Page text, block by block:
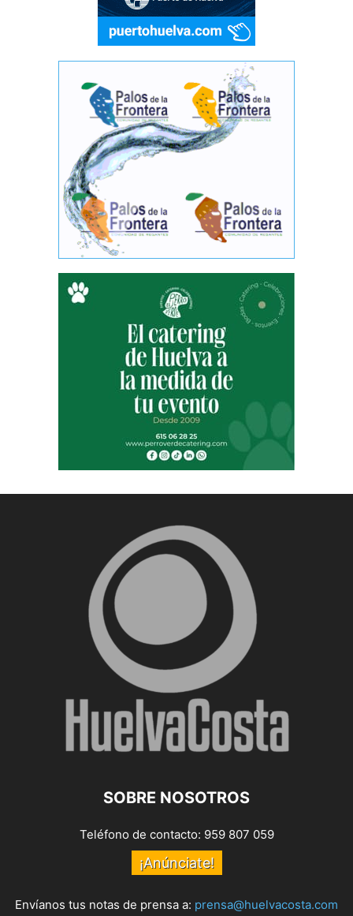
SOBRE NOSOTROS
Teléfono de contacto: 959 807 059
¡Anúnciate!
Envíanos tus notas de prensa a: prensa@huelvacosta.com